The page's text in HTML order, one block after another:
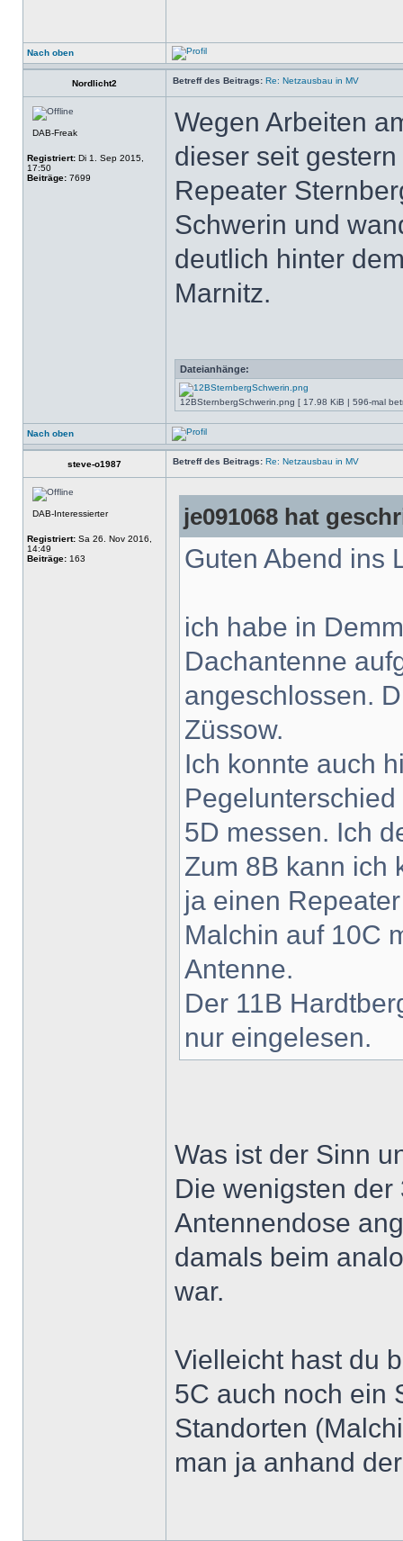
Nach oben
Nordlicht2 Betreff des Beitrags: Re: Netzausbau in MV
DAB-Freak
Registriert: Di 1. Sep 2015,
17:50
Beiträge: 7699
Wegen Arbeiten
dieser seit
Repeater
Schwerin und
deutlich hinter
Marnitz.
Dateianhänge:
12BSternbergSchwerin.png [ 17.98 KiB | 596-mal
Nach oben
steve-o1987 Betreff des Beitrags: Re: Netzausbau in MV
DAB-Interessierter
Registriert: Sa 26. Nov 2016,
14:49
Beiträge: 163
je091068 hat
Guten Abend ins
ich habe in
Dachantenne
angeschlossen.
Züssow.
Ich konnte auch
5D messen. Ich
Zum 8B kann ich
ja einen
Malchin auf 10C
Antenne.
Der 11B
nur eingelesen.
Was ist der Sinn
Die wenigsten
Antennendose
damals beim
war.
Vielleicht hast du
5C auch noch ein
Standorten
man ja anhand